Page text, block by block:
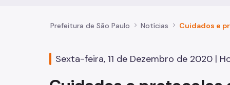
Educação
Prefeitura de São Paulo Notícias
Sexta-feira, 11 de Dezembro de 2020 |